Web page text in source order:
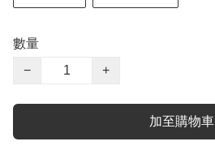
數量
−
+
加至購物車